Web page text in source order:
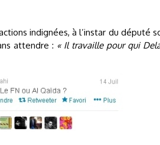
indignées, à l’instar du député
attendre : « Il travaille pour qui